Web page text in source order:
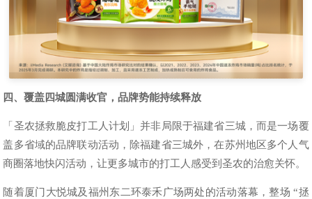
四、覆盖四城圆满收官，品牌势能持续释放
「圣农拯救脆皮打工人计划」并非局限于福建省三城，而是一场覆
盖多省域的品牌联动活动，除福建省三城外，在苏州地区多个人气
商圈落地快闪活动，让更多城市的打工人感受到圣农的治愈关怀。
随着厦门大悦城及福州东二环泰禾广场两处的活动落幕，整场 “拯